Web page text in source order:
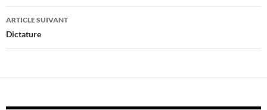
articles
ARTICLE SUIVANT
Dictature